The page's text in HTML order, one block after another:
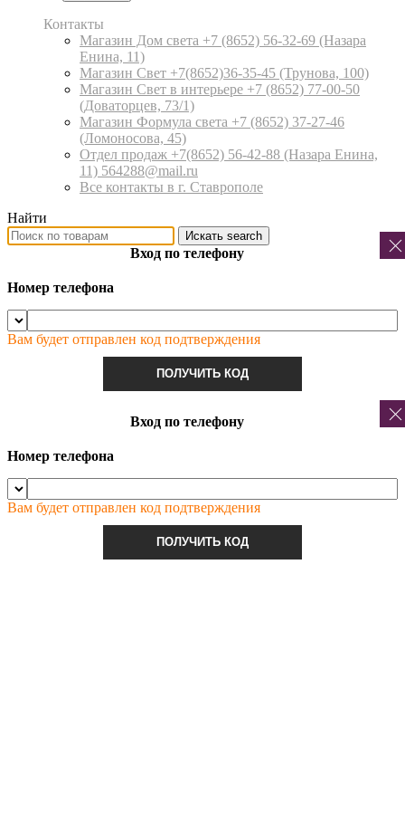
Контакты
Магазин Дом света +7 (8652) 56-32-69 (Назара
Енина, 11)
Магазин Свет +7(8652)36-35-45 (Трунова, 100)
Магазин Свет в интерьере +7 (8652) 77-00-50
(Доваторцев, 73/1)
Магазин Формула света +7 (8652) 37-27-46
(Ломоносова, 45)
Отдел продаж +7(8652) 56-42-88 (Назара Енина,
11) 564288@mail.ru
Все контакты в г. Ставрополе
Найти
Искать search
Вход по телефону
Номер телефона
Вам будет отправлен код подтверждения
ПОЛУЧИТЬ КОД
Вход по телефону
Номер телефона
Вам будет отправлен код подтверждения
ПОЛУЧИТЬ КОД